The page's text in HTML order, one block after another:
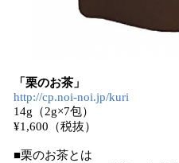
「栗のお茶」
http://cp.noi-noi.jp/kuri
14g（2g×7包）
¥1,600（税抜）
■栗のお茶とは